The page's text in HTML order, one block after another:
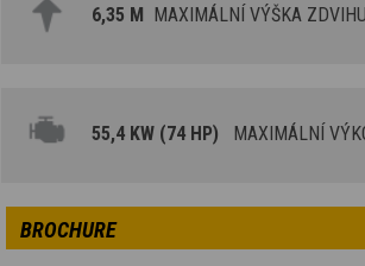
6,35 M MAXIMÁLNÍ VÝŠKA ZDVIHU
55,4 KW (74 HP) MAXIMÁLNÍ
BROCHURE